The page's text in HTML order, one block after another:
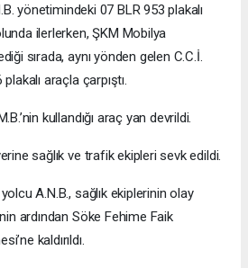
yönetimindeki 07 BLR 953 plakalı
ilerlerken, ŞKM Mobilya
sırada, aynı yönden gelen C.C.İ.
araçla çarpıştı.
kullandığı araç yan devrildi.
sağlık ve trafik ekipleri sevk edildi.
A.N.B., sağlık ekiplerinin olay
ardından Söke Fehime Faik
kaldırıldı.